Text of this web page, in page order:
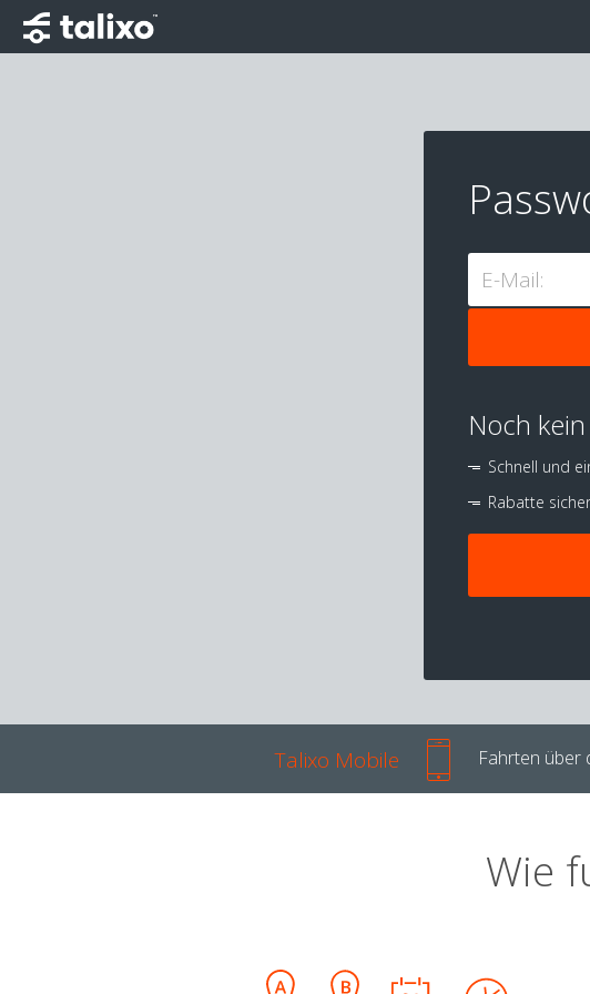
E-Mail:
Noch
Schnell und
Rabatte
Talixo Mobile Fahrten über
Wie